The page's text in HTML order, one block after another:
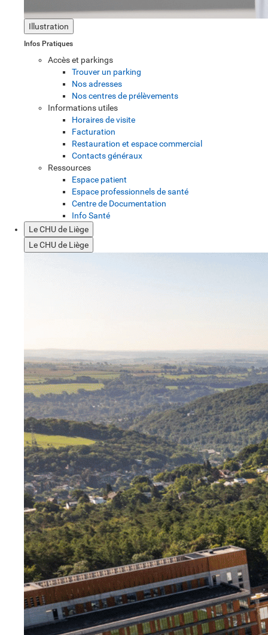
Illustration
Infos Pratiques
Accès et parkings
Trouver un parking
Nos adresses
Nos centres de prélèvements
Informations utiles
Horaires de visite
Facturation
Restauration et espace commercial
Contacts généraux
Ressources
Espace patient
Espace professionnels de santé
Centre de Documentation
Info Santé
Le CHU de Liège
Le CHU de Liège